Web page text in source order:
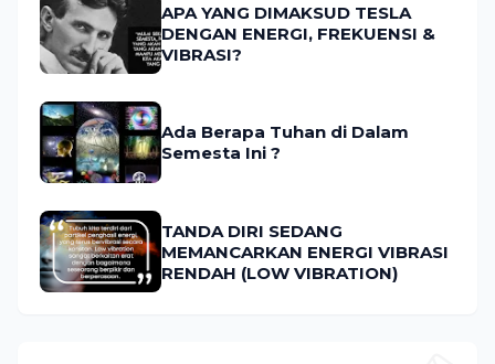
APA YANG DIMAKSUD TESLA
DENGAN ENERGI, FREKUENSI &
VIBRASI?
Ada Berapa Tuhan di Dalam
Semesta Ini ?
TANDA DIRI SEDANG
MEMANCARKAN ENERGI VIBRASI
RENDAH (LOW VIBRATION)